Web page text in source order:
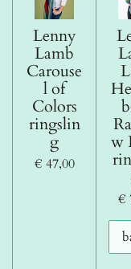
Lenny
Lamb
Carouse
l of
Colors
ringslin
g
€ 47,00
w
€